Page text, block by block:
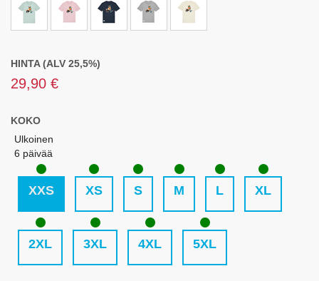
HINTA (ALV 25,5%)
29,90 €
KOKO
Ulkoinen
6 päivää
XXS XS S M L XL
2XL 3XL 4XL 5XL